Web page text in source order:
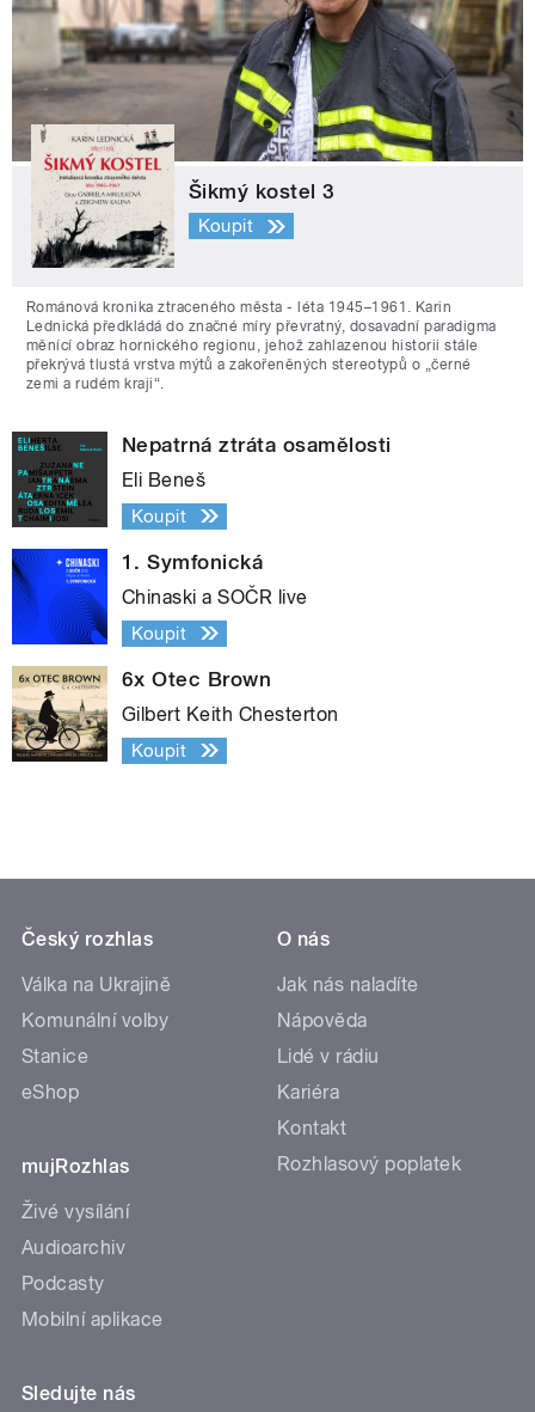
Šikmý kostel 3
Koupit
Románová kronika ztraceného města - léta 1945–1961. Karin
Lednická předkládá do značné míry převratný, dosavadní paradigma
měnící obraz hornického regionu, jehož zahlazenou historii stále
překrývá tlustá vrstva mýtů a zakořeněných stereotypů o „černé
zemi a rudém kraji“.
Nepatrná ztráta osamělosti
Eli Beneš
Koupit
1. Symfonická
Chinaski a SOČR live
Koupit
6x Otec Brown
Gilbert Keith Chesterton
Koupit
Český rozhlas
Válka na Ukrajině
Komunální volby
Stanice
eShop
mujRozhlas
Živé vysílání
Audioarchiv
Podcasty
Mobilní aplikace
O nás
Jak nás naladíte
Nápověda
Lidé v rádiu
Kariéra
Kontakt
Rozhlasový poplatek
Sledujte nás